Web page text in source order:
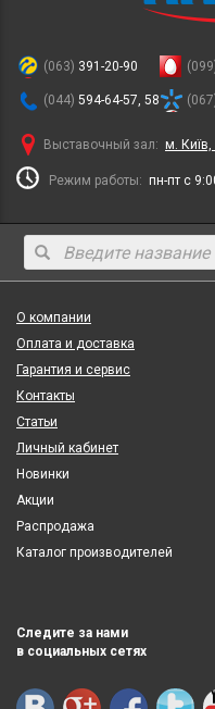
(063) 391-20-90
(044) 594-64-57, 58
Выставочный зал: м. Київ,
Режим работы: пн-пт с
О компании
Оплата и доставка
Гарантия и сервис
Контакты
Статьи
Личный кабинет
Новинки
Акции
Распродажа
Каталог производителей
Следите за нами
в социальных сетях